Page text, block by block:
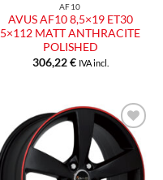
AF10
AVUS AF10 8,5×19 ET30
5×112 MATT ANTHRACITE
POLISHED
306,22€ IVA incl.
Aggiungi
alla lista
desideri